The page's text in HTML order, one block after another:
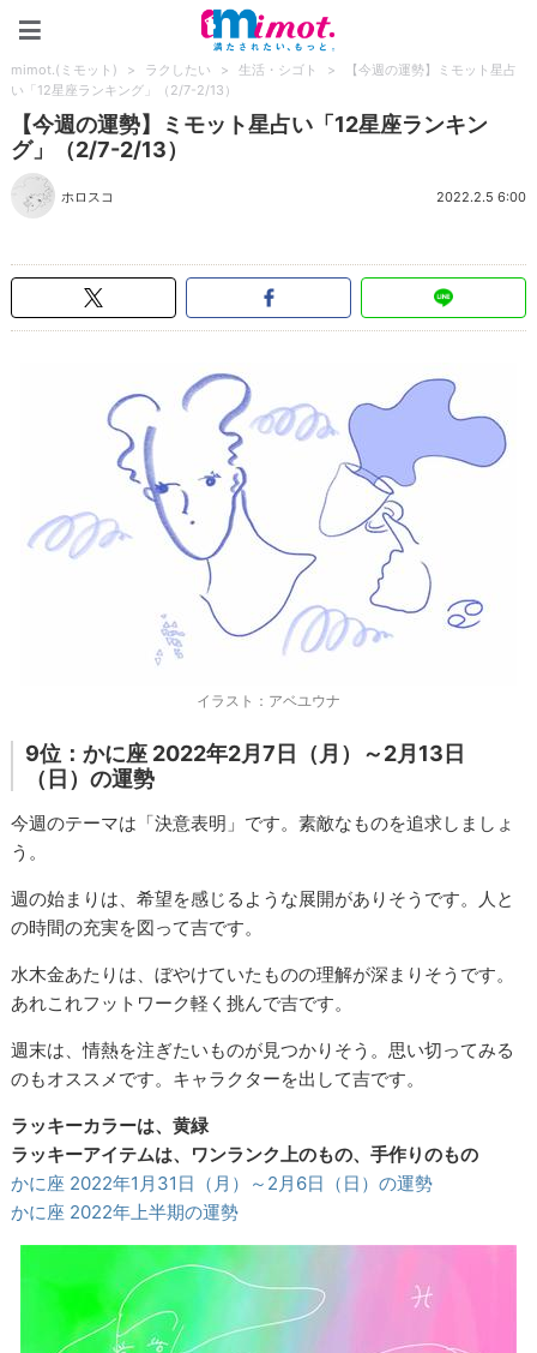
mimot.(ミモット) > ラクしたい > 生活・シゴト >
【今週の運勢】ミモット星占
い「12星座ランキング」（2/7-2/13）
【今週の運勢】ミモット星占い「12星座ランキン
グ」（2/7-2/13）
ホロスコ 2022.2.5 6:00
イラスト：アベユウナ
9位：かに座 2022年2月7日（月）～2月13日
（日）の運勢
今週のテーマは「決意表明」です。素敵なものを追求しましょ
う。
週の始まりは、希望を感じるような展開がありそうです。人と
の時間の充実を図って吉です。
水木金あたりは、ぼやけていたものの理解が深まりそうです。
あれこれフットワーク軽く挑んで吉です。
週末は、情熱を注ぎたいものが見つかりそう。思い切ってみる
のもオススメです。キャラクターを出して吉です。
ラッキーカラーは、黄緑
ラッキーアイテムは、ワンランク上のもの、手作りのもの
かに座 2022年1月31日（月）～2月6日（日）の運勢
かに座 2022年上半期の運勢